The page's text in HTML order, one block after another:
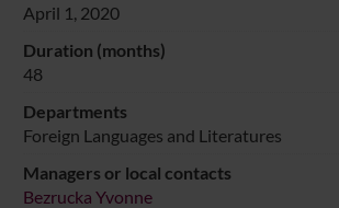
April 1, 2020
Duration (months)
48
Departments
Foreign Languages and Literatures
Managers or local contacts
Bezrucka Yvonne